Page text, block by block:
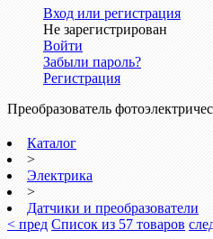
Вход или регистрация
Не зарегистрирован
Войти
Забыли пароль?
Регистрация
Преобразователь
Каталог
>
Электрика
>
Датчики и преобразователи
< пред Список из 57 товаров